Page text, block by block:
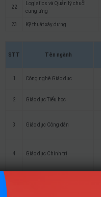
22
Logistics và Quản lý chuỗi
cung ứng
23 Kỹ thuật xây dựng
STT Tên ngành
1 Công nghệ Giáo dục
2 Giáo dục Tiểu học
3 Giáo dục Công dân
4 Giáo dục Chính trị